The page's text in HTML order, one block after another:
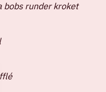
bobs runder kroket